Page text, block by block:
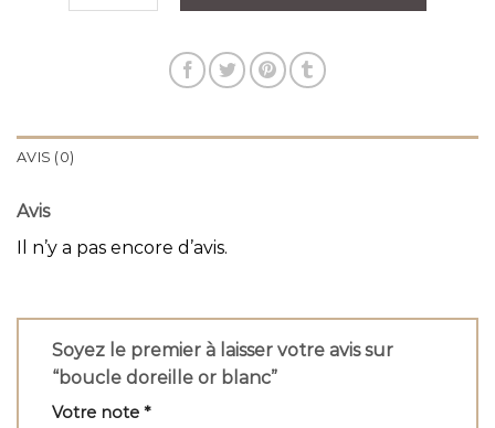
AVIS (0)
Avis
Il n’y a pas encore d’avis.
Soyez le premier à laisser votre avis sur
“boucle doreille or blanc”
Votre note *